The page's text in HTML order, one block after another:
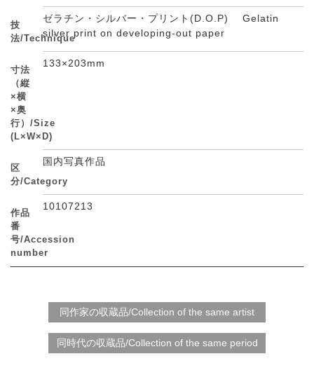
技
法/Technique
ゼラチン・シルバー・プリント(D.O.P) Gelatin
silver print on developing-out paper
寸法
（縦
×横
×奥
行）/Size
(L×W×D)
133×203mm
区
分/Category
国内写真作品
作品
番
号/Accession
number
10107213